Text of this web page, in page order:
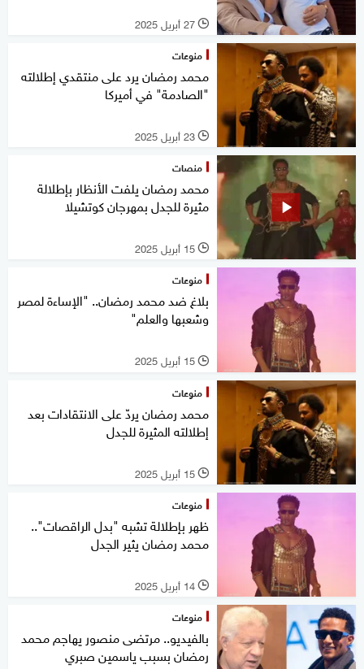
l 27 أبريل 2025
منوعات
محمد رمضان يرد على منتقدي إطلالته
"الصادمة" في أميركا
l 23 أبريل 2025
منصات
محمد رمضان يلفت الأنظار بإطلالة
مثيرة للجدل بمهرجان كوتشيلا
l 15 أبريل 2025
منوعات
بلاغ ضد محمد رمضان.. "الإساءة لمصر
وشعبها والعلم"
l 15 أبريل 2025
منوعات
محمد رمضان يردّ على الانتقادات بعد
إطلالته المثيرة للجدل
l 15 أبريل 2025
منوعات
ظهر بإطلالة تشبه "بدل الراقصات"..
محمد رمضان يثير الجدل
l 14 أبريل 2025
منوعات
بالفيديو.. مرتضى منصور يهاجم محمد
رمضان بسبب ياسمين صبري